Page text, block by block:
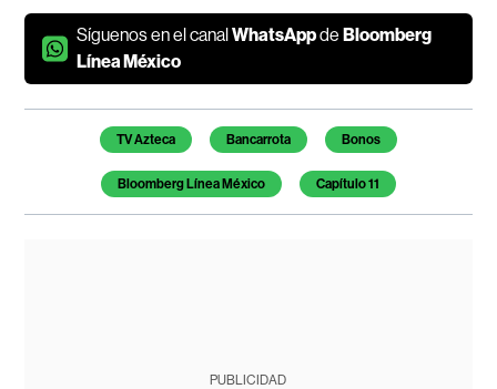
Síguenos en el canalWhatsAppdeBloomberg
Línea México
Temas de este artículo
TV Azteca Bancarrota Bonos
Bloomberg Línea México Capítulo 11
PUBLICIDAD